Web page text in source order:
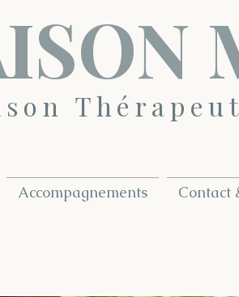
Accompagnements Contact